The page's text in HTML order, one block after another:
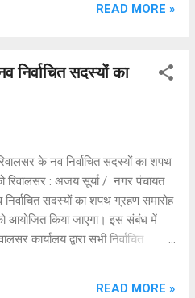
हो रही है कि उनकी जीत के पीछे
नहीं जाते.केवल मोबाइल फोन का
प्रवृत्ति केवल चिंताजनक ही नहीं
सिंबल पर नहीं हुआ है तो फिर निर्वाचित
नाम के नारे क्यों ? क्या वह अपना
लिए सोचते है l प्रचार के वक्त ऐसे
होता है कि तू भी मेरा मैं भी तेरा की
आमने-सामने के प...
READ MORE »
निर्वाचित सदस्यों का
के नव निर्वाचित सदस्यों का शपथ
रिवालसर : अजय सूर्या / नगर पंचायत
सदस्यों का शपथ ग्रहण समारोह
आयोजित किया जाएगा। इस संबंध में
कार्यालय द्वारा सभी निर्वाचित
READ MORE »